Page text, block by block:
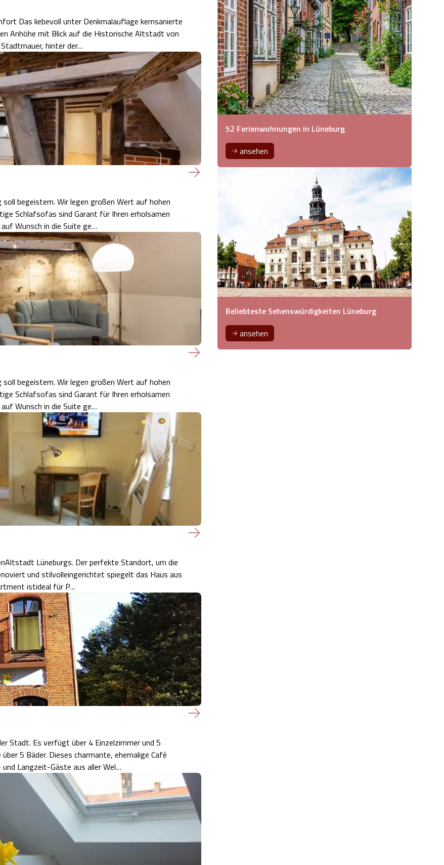
Anhöhe mit Blick auf die Historische Altstadt von
hinter der…
begeistern. Wir legen großen Wert auf hohen
Schlafsofas sind Garant für Ihren erholsamen
Wunsch in die Suite ge…
begeistern. Wir legen großen Wert auf hohen
Schlafsofas sind Garant für Ihren erholsamen
Wunsch in die Suite ge…
Lüneburgs. Der perfekte Standort, um die
und stilvolleingerichtet spiegelt das Haus aus
istideal für P…
Stadt. Es verfügt über 4 Einzelzimmer und 5
5 Bäder. Dieses charmante, ehemalige Café
Langzeit-Gäste aus aller Wel…
52 Ferienwohnungen in Lüneburg
ansehen
Beliebteste Sehenswürdigkeiten Lüneburg
ansehen